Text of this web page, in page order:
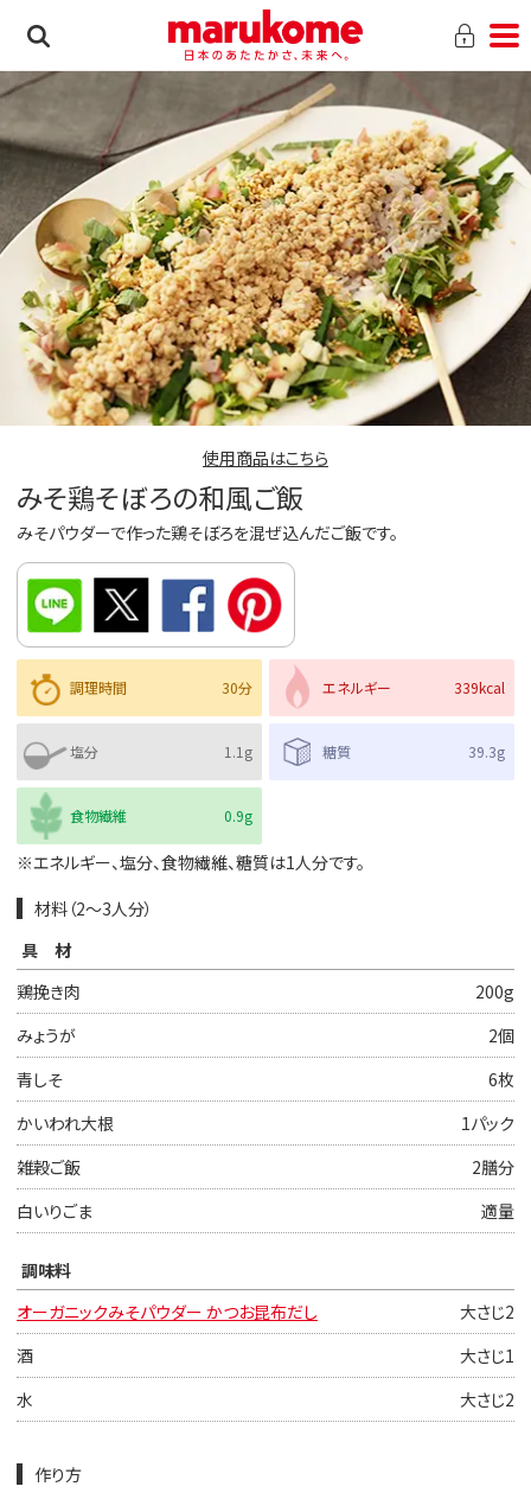
使用商品はこちら
みそ鶏そぼろの和風ご飯
みそパウダーで作った鶏そぼろを混ぜ込んだご飯です。
調理時間 30分 エネルギー 339kcal
塩分 1.1g 糖質 39.3g
食物繊維 0.9g
※エネルギー、塩分、食物繊維、糖質は1人分です。
材料（2～3人分）
具材
鶏挽き肉
200g
みょうが
2個
青しそ
6枚
かいわれ大根
1パック
雑穀ご飯
2膳分
白いりごま
適量
調味料
オーガニックみそパウダー かつお昆布だし
大さじ2
酒
大さじ1
水
大さじ2
作り方